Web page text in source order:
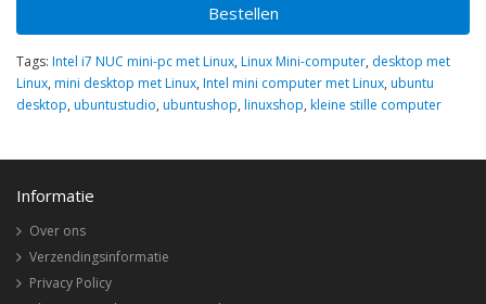
Bestellen
Tags: Intel i7 NUC mini-pc met Linux, Linux Mini-computer, desktop met
Linux, mini desktop met Linux, Intel mini computer met Linux, ubuntu
desktop, ubuntustudio, ubuntushop, linuxshop, kleine stille computer
Informatie
Over ons
Verzendingsinformatie
Privacy Policy